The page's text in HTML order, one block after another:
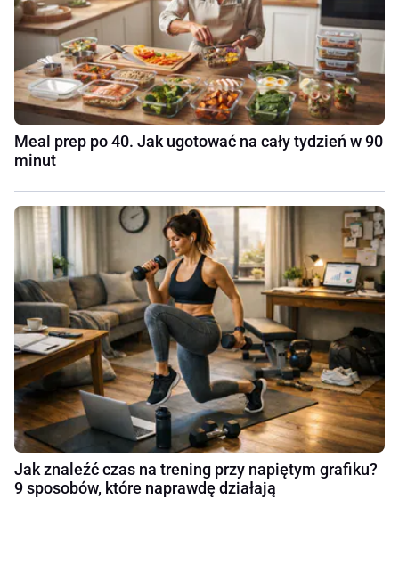
Meal prep po 40. Jak ugotować na cały tydzień w 90
minut
Jak znaleźć czas na trening przy napiętym grafiku?
9 sposobów, które naprawdę działają